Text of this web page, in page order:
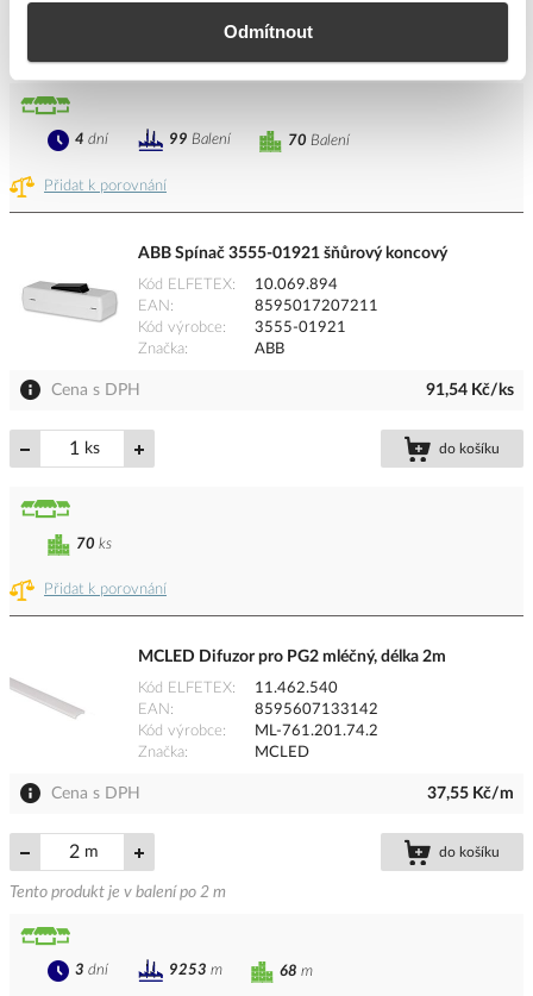
Odmítnout
Přidat k porovnání
70 Balení
4 dní 99 Balení
ABB Spínač 3555-01921 šňůrový koncový
Kód ELFETEX
10.069.894
EAN
8595017207211
Kód výrobce
3555-01921
Značka
ABB
Cena s DPH 91,54 Kč/ks
ks do košíku
Přidat k porovnání
70 ks
MCLED Difuzor pro PG2 mléčný, délka 2m
Kód ELFETEX
11.462.540
EAN
8595607133142
Kód výrobce
ML-761.201.74.2
Značka
MCLED
Cena s DPH 37,55 Kč/m
m do košíku
Tento produkt je v balení po 2 m
68 m
3 dní 9253 m